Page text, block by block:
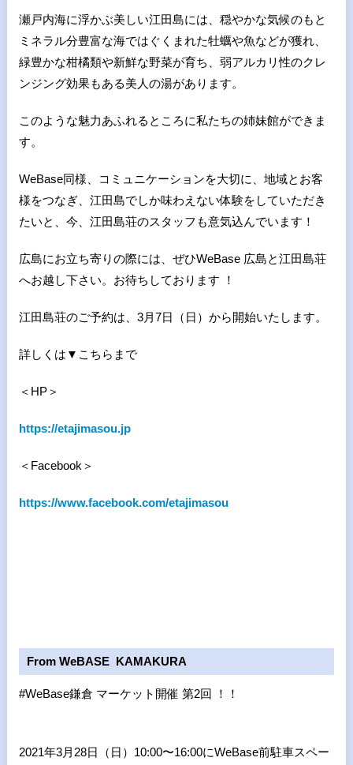
瀬戸内海に浮かぶ美しい江田島には、穏やかな気候のもと
ミネラル分豊富な海ではぐくまれた牡蠣や魚などが獲れ、
緑豊かな柑橘類や新鮮な野菜が育ち、弱アルカリ性のクレ
ンジング効果もある美人の湯があります。
このような魅力あふれるところに私たちの姉妹館ができま
す。
WeBase同様、コミュニケーションを大切に、地域とお客
様をつなぎ、江田島でしか味わえない体験をしていただき
たいと、今、江田島荘のスタッフも意気込んでいます！
広島にお立ち寄りの際には、ぜひWeBase 広島と江田島荘
へお越し下さい。お待ちしております ！
江田島荘のご予約は、3月7日（日）から開始いたします。
詳しくは▼こちらまで
＜HP＞
https://etajimasou.jp
＜Facebook＞
https://www.facebook.com/etajimasou
From WeBASE KAMAKURA
#WeBase鎌倉 マーケット開催 第2回 ！！
2021年3月28日（日）10:00〜16:00にWeBase前駐車スペー